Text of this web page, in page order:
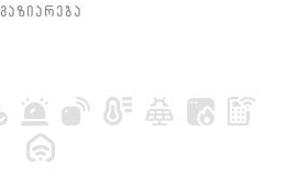
ᲒᲐᲖᲘᲐᲠᲔᲑᲐ